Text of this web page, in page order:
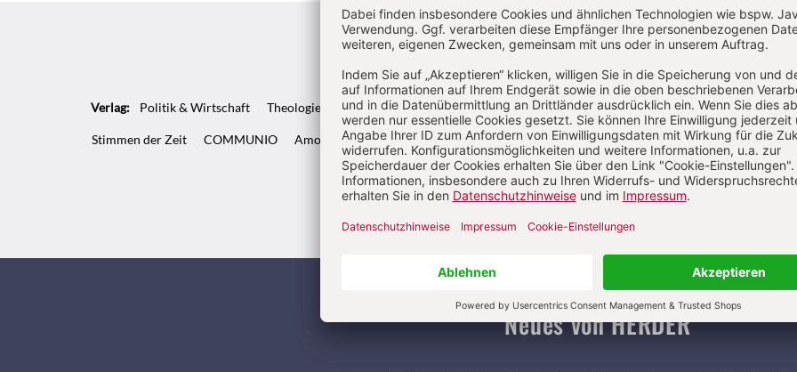
Kategorien: Artikel Autoren Abkürzungen Über das Lexikon
Verlag: Politik & Wirtschaft Theologie & Pastoral Pädagogik & Kinderbuch kindergarten heute Fachmagazin,
Stimmen der Zeit COMMUNIO Amosinternational Biblische Notizen Diakonia Römische Quartalschrift ANTIKE
Kundenservice+49 761 2717200 kundenservice@herder.de Abo online
Neues von HERDER